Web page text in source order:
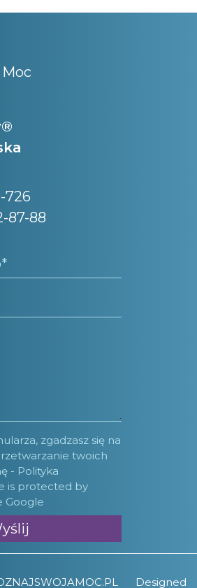
726
87-88
zgadzasz się na
twoich
- Polityka
is protected by
Google
Designed